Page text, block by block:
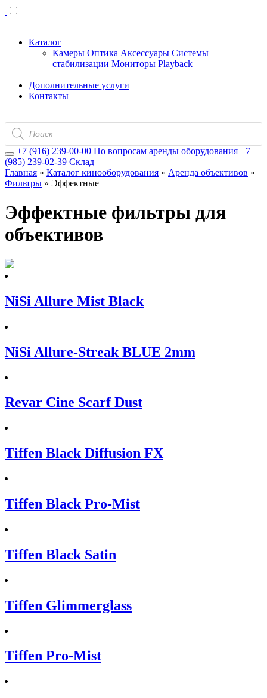
Каталог
Камеры Оптика Аксессуары Системы
стабилизации Мониторы Playback
Дополнительные услуги
Контакты
Поиск
товаров
+7 (916) 239-00-00 По вопросам аренды оборудования +7
(985) 239-02-39 Склад
Главная » Каталог кинооборудования » Аренда объективов »
Фильтры » Эффектные
Эффектные фильтры для
объективов
NiSi Allure Mist Black
NiSi Allure-Streak BLUE 2mm
Revar Cine Scarf Dust
Tiffen Black Diffusion FX
Tiffen Black Pro-Mist
Tiffen Black Satin
Tiffen Glimmerglass
Tiffen Pro-Mist